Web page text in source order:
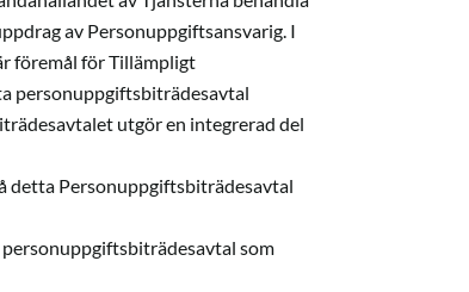
av Personuppgiftsansvarig. I
föremål för Tillämpligt
personuppgiftsbiträdesavtal
utgör en integrerad del
detta Personuppgiftsbiträdesavtal
som